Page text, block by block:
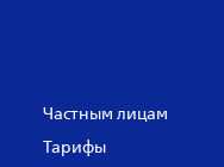
Частным лицам
Тарифы